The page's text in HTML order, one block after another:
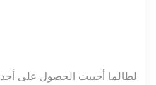
لطالما أحببت الحصول على أحد